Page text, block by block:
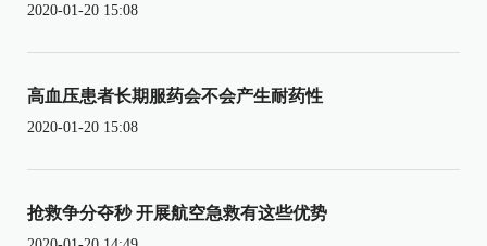
2020-01-20 15:08
高血压患者长期服药会不会产生耐药性
2020-01-20 15:08
抢救争分夺秒 开展航空急救有这些优势